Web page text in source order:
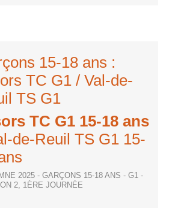
15-18 ans :
TC G1 / Val-de-
TS G1
TC G1 15-18 ans
de-Reuil TS G1 15-
2025 - GARÇONS 15-18 ANS - G1 -
2, 1ÈRE JOURNÉE